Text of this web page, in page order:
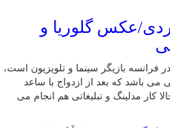
عکس گلوریا و
گلوریا هاردی متولد ۱۱ بهمن ۱۳۶۰ در فرانسه بازیگر سینما و تلویزیون است،
باشد که بعد از ازدواج با ساعد
کار مدلینگ و تبلیغاتی هم انجام می